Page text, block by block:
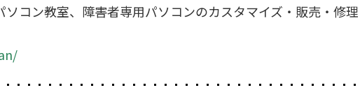
コン教室、障害者専用パソコンのカスタマイズ・販売・修理